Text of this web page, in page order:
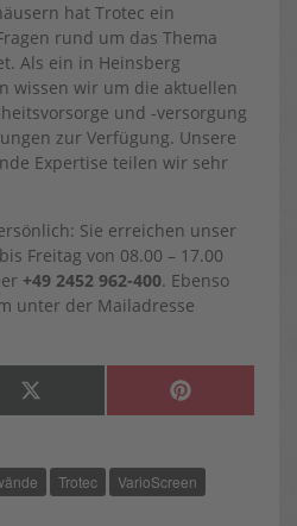
hat Trotec ein
rund um das Thema
Als ein in Heinsberg
wissen wir um die aktuellen
und -versorgung
zur Verfügung. Unsere
Expertise teilen wir sehr
Sie erreichen unser
Freitag von 08.00 – 17.00
+49 2452 962-400. Ebenso
unter der Mailadresse
SHARE
X
(
T
E
SHARE
P
I
R
E
S
Trotec
VarioScreen